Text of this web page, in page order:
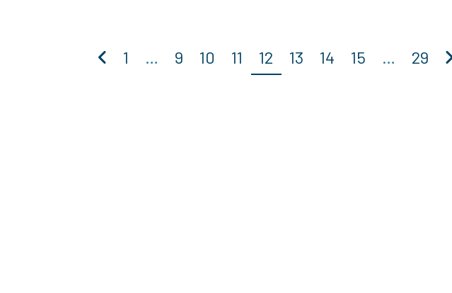
Poprzednia
1 … 9 10 11 12 13 14 15 … 29